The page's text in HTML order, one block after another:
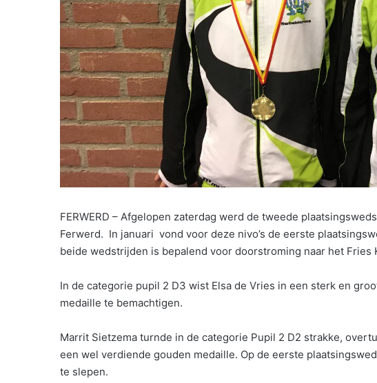
FERWERD – Afgelopen zaterdag werd de tweede
Ferwerd. In januari vond voor deze nivo’s de eerste
beide wedstrijden is bepalend voor doorstroming naar het Fries
In de categorie pupil 2 D3 wist Elsa de Vries in een sterk en
medaille te bemachtigen.
Marrit Sietzema turnde in de categorie Pupil 2 D2 strakke,
een wel verdiende gouden medaille. Op de eerste
te slepen.